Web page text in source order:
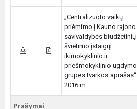
„Centralizuoto vaikų
priėmimo į Kauno rajono
savivaldybės biudžetinių
švietimo įstaigų
ikimokyklinio ir
priešmokyklinio ugdymo
grupes tvarkos aprašas“
2016 m.
Prašymai